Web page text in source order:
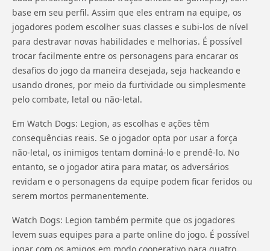
base em seu perfil. Assim que eles entram na equipe, os
jogadores podem escolher suas classes e subi-los de nível
para destravar novas habilidades e melhorias. É possível
trocar facilmente entre os personagens para encarar os
desafios do jogo da maneira desejada, seja hackeando e
usando drones, por meio da furtividade ou simplesmente
pelo combate, letal ou não-letal.
Em Watch Dogs: Legion, as escolhas e ações têm
consequências reais. Se o jogador opta por usar a força
não-letal, os inimigos tentam dominá-lo e prendê-lo. No
entanto, se o jogador atira para matar, os adversários
revidam e o personagens da equipe podem ficar feridos ou
serem mortos permanentemente.
Watch Dogs: Legion também permite que os jogadores
levem suas equipes para a parte online do jogo. É possível
jogar com os amigos em modo cooperativo para quatro